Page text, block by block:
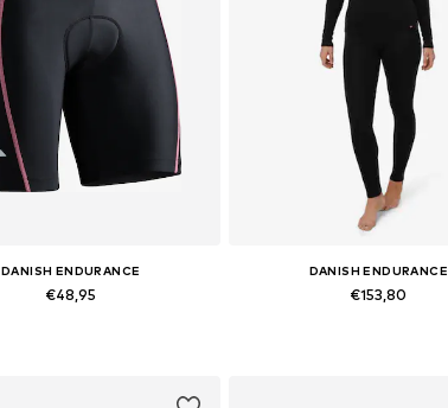
DANISH ENDURANCE
€48,95
DANISH ENDURANCE
€153,80